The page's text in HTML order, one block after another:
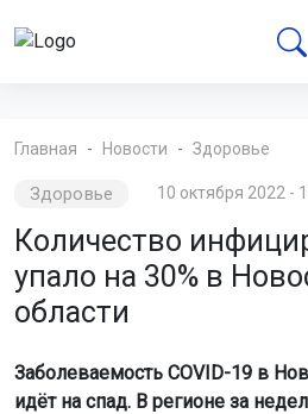
Главная Новости Здоровье
Здоровье 10 октября 2022 -
Количество
упало на 30% в
области
Заболеваемость COVID-19 в
идёт на спад. В регионе за